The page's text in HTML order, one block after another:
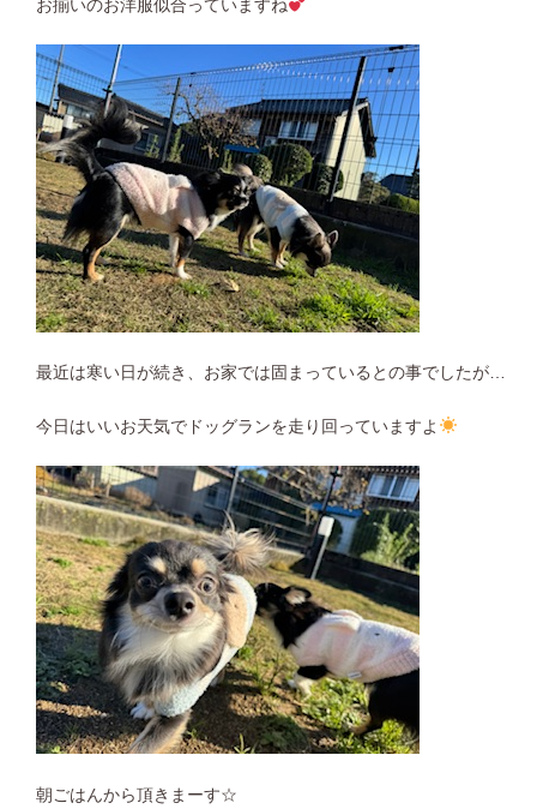
お揃いのお洋服似合っていますね
最近は寒い日が続き、お家では固まっているとの事でしたが…
今日はいいお天気でドッグランを走り回っていますよ
朝ごはんから頂きまーす☆